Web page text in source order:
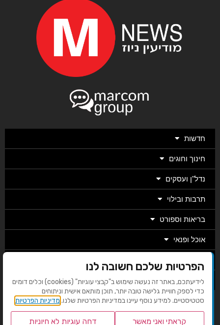
חדשות
חינוך וחוגים
נדל"ן ועסקים
תרבות ובילוי
בריאות וספורט
אוכל ופנאי
מערכת
בניית אתרים EMG
הפרטיות שלכם חשובה לנו
לידיעתכם, באתר זה נעשה שימוש ב"קבצי עוגיות" (cookies) וכלים דומים
כדי לספק חוויית גלישה טובה יותר, תוכן מותאם אישית וניתוחים
סטטיסטיים. למידע נוסף עיינו במדיניות הפרטיות שלנו. מדיניות הפרטיות
קראתי ואני מאשר דחה עוגיות לא חיוניות